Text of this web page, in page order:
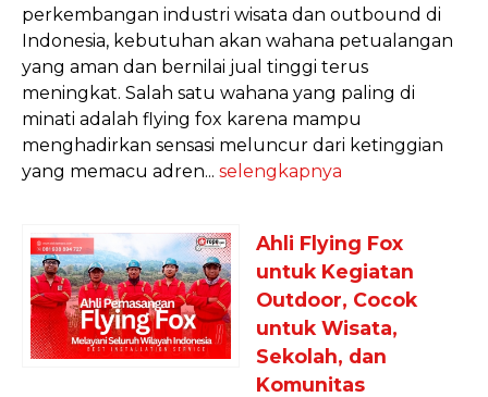
perkembangan industri wisata dan outbound di
Indonesia, kebutuhan akan wahana petualangan
yang aman dan bernilai jual tinggi terus
meningkat. Salah satu wahana yang paling di
minati adalah flying fox karena mampu
menghadirkan sensasi meluncur dari ketinggian
yang memacu adren... selengkapnya
Ahli Flying Fox
untuk Kegiatan
Outdoor, Cocok
untuk Wisata,
Sekolah, dan
Komunitas